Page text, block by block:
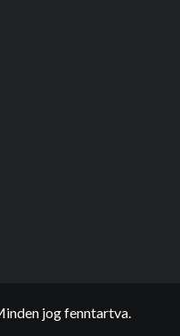
jog fenntartva.